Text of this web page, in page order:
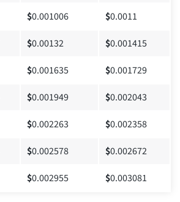
$0.001006 $0.0011
$0.00132 $0.001415
$0.001635 $0.001729
$0.001949 $0.002043
$0.002263 $0.002358
$0.002578 $0.002672
$0.002955 $0.003081